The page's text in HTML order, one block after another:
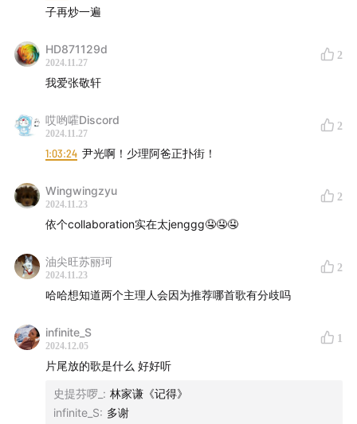
2、“粤语频道”钥匙扣：
3、“小房间”冰箱贴：shop90986035.m.youzan.com
子再炒一遍
HD871129d
2024.11.27
2
我爱张敬轩
哎哟嚯Discord
2024.11.27
2
1:03:24 尹光啊！少理阿爸正扑街！
Wingwingzyu
2024.11.23
2
依个collaboration实在太jenggg🤤🤤🤤
油尖旺苏丽珂
2024.11.23
2
哈哈想知道两个主理人会因为推荐哪首歌有分歧吗
infinite_S
2024.12.05
1
片尾放的歌是什么 好好听
史提芬啰_ : 林家谦《记得》
infinite_S: 多谢